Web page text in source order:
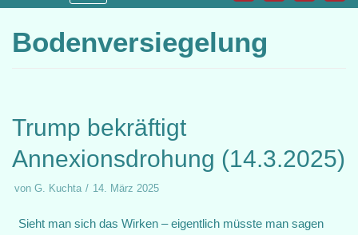
Bodenversiegelung
Trump bekräftigt
Annexionsdrohung (14.3.2025)
von G. Kuchta 14. März 2025
Sieht man sich das Wirken – eigentlich müsste man sagen